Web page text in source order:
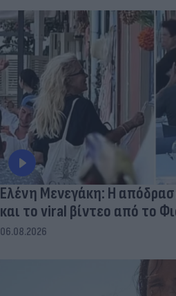
Ελένη Μενεγάκη: Η
και το viral βίντεο από το
06.08.2026